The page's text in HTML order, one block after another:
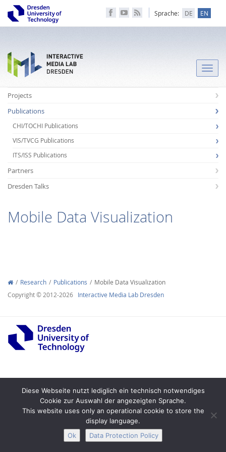
Sprache: DE EN
Toggle
Projects
Publications
CHI/TOCHI Publications
VIS/TVCG Publications
ITS/ISS Publications
Partners
Dresden Talks
Mobile Data Visualization
Research Publications
Mobile Data Visualization
Copyright © 2012-2026 Interactive Media Lab Dresden
Legal Notice Privacy Accessibility
Diese Webseite nutzt lediglich ein technisch notwendiges
Cookie zur Auswahl der angezeigten Sprache.
This website uses only an operational cookie to store the
display language.
Ok
Data Protection Policy